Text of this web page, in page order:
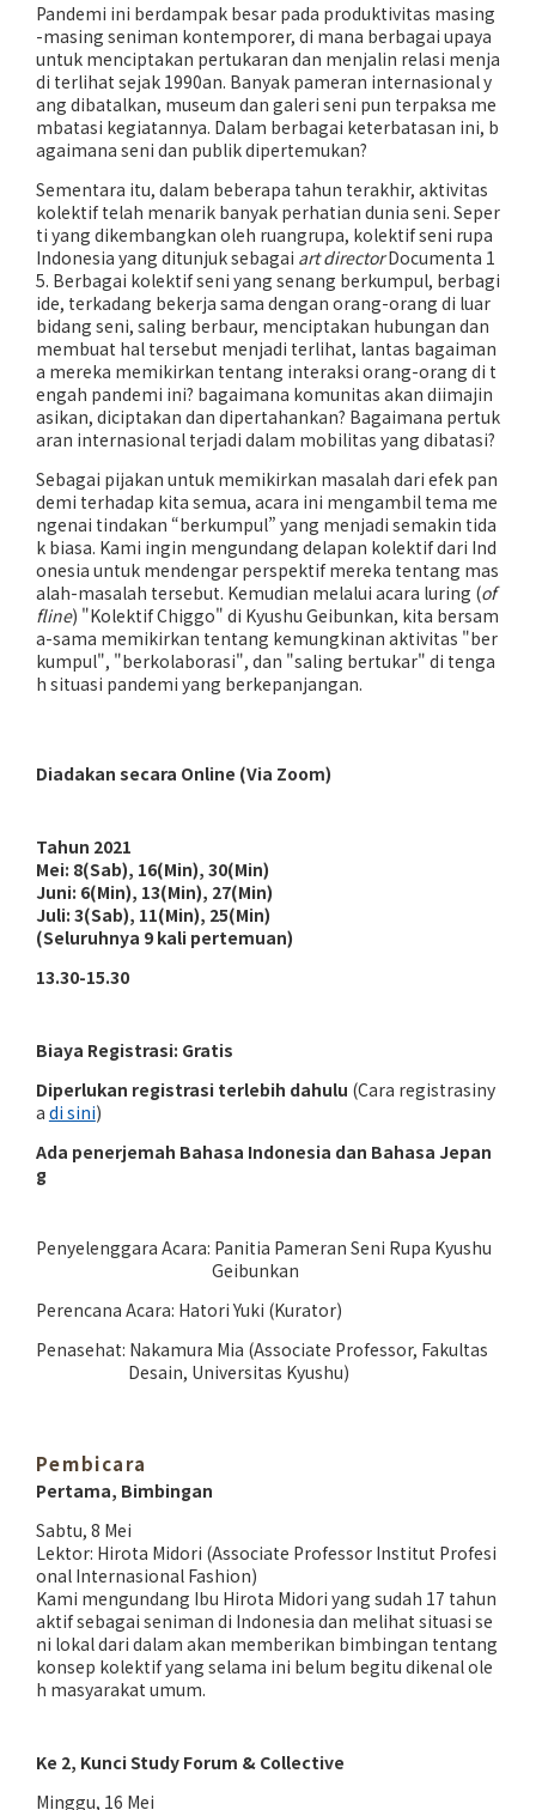
Pandemi ini berdampak besar pada produktivitas masing
-masing seniman kontemporer, di mana berbagai upaya
untuk menciptakan pertukaran dan menjalin relasi menja
di terlihat sejak 1990an. Banyak pameran internasional y
ang dibatalkan, museum dan galeri seni pun terpaksa me
mbatasi kegiatannya. Dalam berbagai keterbatasan ini, b
agaimana seni dan publik dipertemukan?
Sementara itu, dalam beberapa tahun terakhir, aktivitas
kolektif telah menarik banyak perhatian dunia seni. Seper
ti yang dikembangkan oleh ruangrupa, kolektif seni rupa
Indonesia yang ditunjuk sebagai art directorDocumenta 1
5. Berbagai kolektif seni yang senang berkumpul, berbagi
ide, terkadang bekerja sama dengan orang-orang di luar
bidang seni, saling berbaur, menciptakan hubungan dan
membuat hal tersebut menjadi terlihat, lantas bagaiman
a mereka memikirkan tentang interaksi orang-orang di t
engah pandemi ini? bagaimana komunitas akan diimajin
asikan, diciptakan dan dipertahankan? Bagaimana pertuk
aran internasional terjadi dalam mobilitas yang dibatasi?
Sebagai pijakan untuk memikirkan masalah dari efek pan
demi terhadap kita semua, acara ini mengambil tema me
ngenai tindakan “berkumpul” yang menjadi semakin tida
k biasa. Kami ingin mengundang delapan kolektif dari Ind
onesia untuk mendengar perspektif mereka tentang mas
alah-masalah tersebut. Kemudian melalui acara luring (of
fline) "Kolektif Chiggo" di Kyushu Geibunkan, kita bersam
a-sama memikirkan tentang kemungkinan aktivitas "ber
kumpul", "berkolaborasi", dan "saling bertukar" di tenga
h situasi pandemi yang berkepanjangan.
Diadakan secara Online (Via Zoom)
Tahun 2021
Mei: 8(Sab), 16(Min), 30(Min)
Juni: 6(Min), 13(Min), 27(Min)
Juli: 3(Sab), 11(Min), 25(Min)
(Seluruhnya 9 kali pertemuan)
13.30-15.30
Biaya Registrasi: Gratis
Diperlukan registrasi terlebih dahulu (Cara registrasiny
a di sini)
Ada penerjemah Bahasa Indonesia dan Bahasa Jepan
g
Penyelenggara Acara: Panitia Pameran Seni Rupa Kyushu
Geibunkan
Perencana Acara: Hatori Yuki (Kurator)
Penasehat: Nakamura Mia (Associate Professor, Fakultas
Desain, Universitas Kyushu)
Pembicara
Pertama, Bimbingan
Sabtu, 8 Mei
Lektor: Hirota Midori (Associate Professor Institut Profesi
onal Internasional Fashion)
Kami mengundang Ibu Hirota Midori yang sudah 17 tahun
aktif sebagai seniman di Indonesia dan melihat situasi se
ni lokal dari dalam akan memberikan bimbingan tentang
konsep kolektif yang selama ini belum begitu dikenal ole
h masyarakat umum.
Ke 2, Kunci Study Forum & Collective
Minggu, 16 Mei